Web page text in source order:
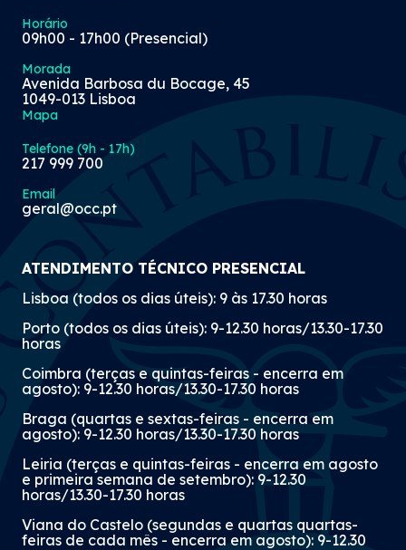
Horário
09h00 - 17h00 (Presencial)
Morada
Avenida Barbosa du Bocage, 45
1049-013 Lisboa
Mapa
Telefone (9h - 17h)
217 999 700
Email
geral@occ.pt
ATENDIMENTO TÉCNICO PRESENCIAL
Lisboa (todos os dias úteis): 9 às 17.30 horas
Porto (todos os dias úteis): 9-12.30 horas/13.30-17.30
horas
Coimbra (terças e quintas-feiras - encerra em
agosto): 9-12.30 horas/13.30-17.30 horas
Braga (quartas e sextas-feiras - encerra em
agosto): 9-12.30 horas/13.30-17.30 horas
Leiria (terças e quintas-feiras - encerra em agosto
e primeira semana de setembro): 9-12.30
horas/13.30-17.30 horas
Viana do Castelo (segundas e quartas quartas-
feiras de cada mês - encerra em agosto): 9-12.30